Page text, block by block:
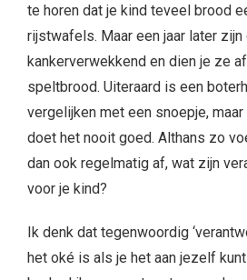
te horen dat je kind teveel brood
rijstwafels. Maar een jaar later
kankerverwekkend en dien je ze
speltbrood. Uiteraard is een
vergelijken met een snoepje,
doet het nooit goed. Althans zo
dan ook regelmatig af, wat zijn
voor je kind?
Ik denk dat tegenwoordig
het oké is als je het aan jezelf